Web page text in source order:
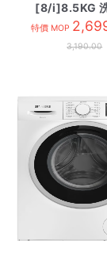
[8/i]8.5KG
VEMC85821
特價 MOP
3,190.00